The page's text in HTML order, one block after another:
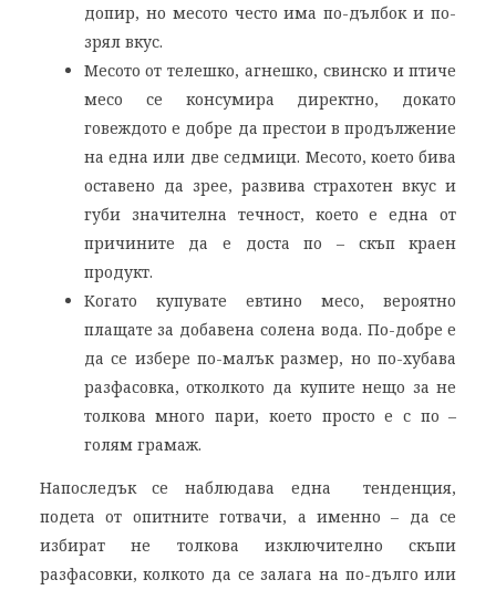
допир, но месото често има по-дълбок и по-
зрял вкус.
Месото от телешко, агнешко, свинско и птиче
месо се консумира директно, докато
говеждото е добре да престои в продължение
на една или две седмици. Месото, което бива
оставено да зрее, развива страхотен вкус и
губи значителна течност, което е една от
причините да е доста по – скъп краен
продукт.
Когато купувате евтино месо, вероятно
плащате за добавена солена вода. По-добре е
да се избере по-малък размер, но по-хубава
разфасовка, отколкото да купите нещо за не
толкова много пари, което просто е с по –
голям грамаж.
Напоследък се наблюдава една тенденция,
подета от опитните готвачи, а именно – да се
избират не толкова изключително скъпи
разфасовки, колкото да се залага на по-дълго или